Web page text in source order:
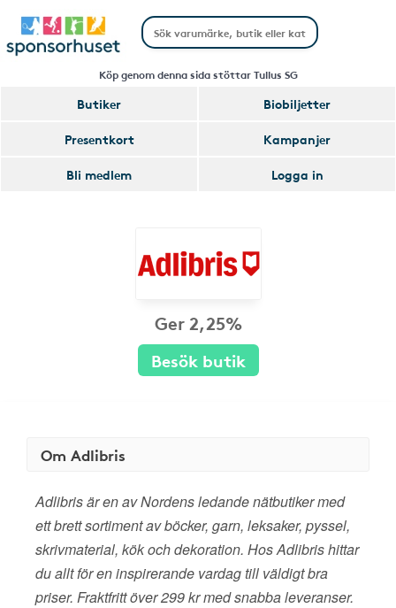
Köp genom denna sida stöttar Tullus SG
Butiker
Biobiljetter
Presentkort
Kampanjer
Bli medlem
Logga in
Ger 2,25%
Besök butik
Om Adlibris
Adlibris är en av Nordens ledande nätbutiker med
ett brett sortiment av böcker, garn, leksaker, pyssel,
skrivmaterial, kök och dekoration. Hos Adlibris hittar
du allt för en inspirerande vardag till väldigt bra
priser. Fraktfritt över 299 kr med snabba leveranser.